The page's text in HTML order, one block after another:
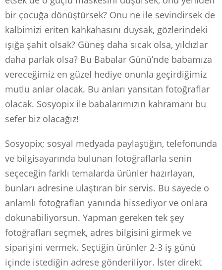
bir çocuğa dönüştürsek? Onu ne ile sevindirsek de
kalbimizi eriten kahkahasını duysak, gözlerindeki
ışığa şahit olsak? Güneş daha sıcak olsa, yıldızlar
daha parlak olsa? Bu Babalar Günü’nde babamıza
vereceğimiz en güzel hediye onunla geçirdiğimiz
mutlu anlar olacak. Bu anları yansıtan fotoğraflar
olacak. Sosyopix ile babalarımızın kahramanı bu
sefer biz olacağız!
Sosyopix; sosyal medyada paylaştığın, telefonunda
ve bilgisayarında bulunan fotoğraflarla senin
seçeceğin farklı temalarda ürünler hazırlayan,
bunları adresine ulaştıran bir servis. Bu sayede o
anlamlı fotoğrafları yanında hissediyor ve onlara
dokunabiliyorsun. Yapman gereken tek şey
fotoğrafları seçmek, adres bilgisini girmek ve
siparişini vermek. Seçtiğin ürünler 2-3 iş günü
içinde istediğin adrese gönderiliyor. İster direkt